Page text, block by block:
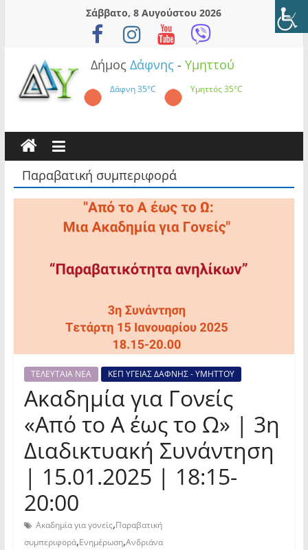
Σάββατο, 8 Αυγούστου 2026
Δήμος Δάφνης - Υμηττού
Δάφνη35°C Υμηττός35°C
Παραβατική συμπεριφορά
ΤΕΛΕΥΤΑΙΑ ΝΕΑ ΚΕΠ ΥΓΕΙΑΣ ΔΑΦΝΗΣ - ΥΜΗΤΤΟΥ
Ακαδημία για Γονείς
«Από το Α έως το Ω» | 3η
Διαδικτυακή Συνάντηση
| 15.01.2025 | 18:15-
20:00
Ακαδημία για γονείς,Παραβατική
συμπεριφορά,Ενημέρωση,Ανδριάνα